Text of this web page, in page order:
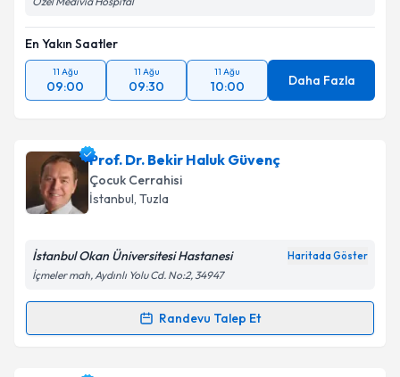
En Yakın Saatler
11 Ağu
09:00
11 Ağu
09:30
11 Ağu
10:00 Daha Fazla
Prof. Dr. Bekir Haluk Güvenç
Çocuk Cerrahisi
İstanbul, Tuzla
İstanbul Okan Üniversitesi Hastanesi Haritada Göster
İçmeler mah, Aydınlı Yolu Cd. No:2, 34947
Randevu Talep Et
Randevu Takvimi Talebi